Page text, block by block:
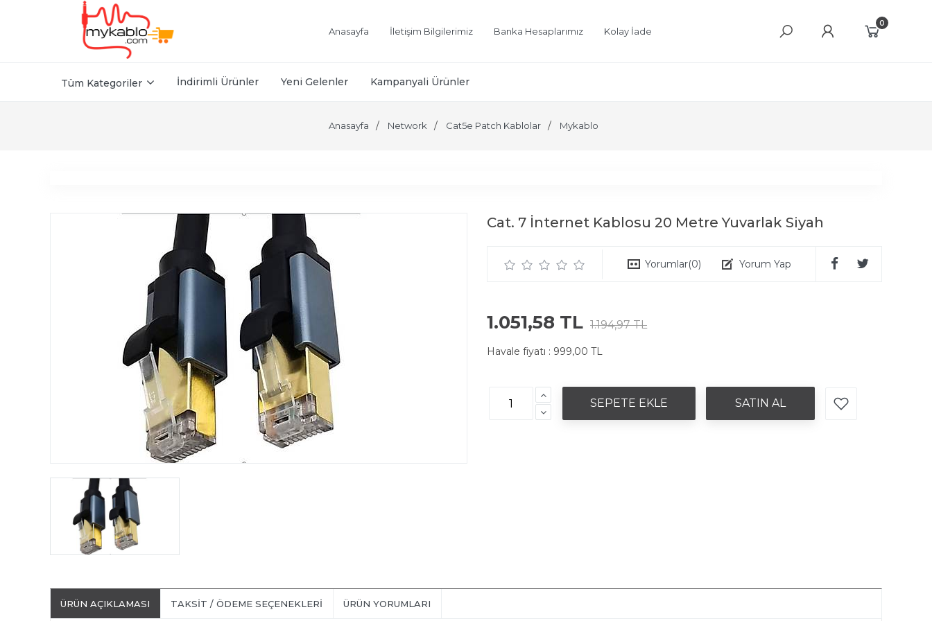
Anasayfa İletişim Bilgilerimiz Banka Hesaplarımız Kolay İade
0
Tüm Kategoriler İndirimli Ürünler Yeni Gelenler Kampanyali Ürünler
Anasayfa Network Cat5e Patch Kablolar Mykablo
Cat. 7 İnternet Kablosu 20 Metre Yuvarlak Siyah
Yorumlar(0) Yorum Yap
1.051,58 TL 1.194,97 TL
Havale fiyatı : 999,00 TL
ÜRÜN AÇIKLAMASI TAKSIT / ÖDEME SEÇENEKLERI ÜRÜN YORUMLARI